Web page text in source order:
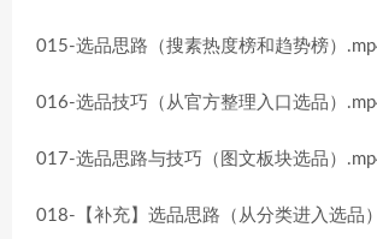
015-选品思路（搜素热度榜和趋势榜）
016-选品技巧（从官方整理入口选品）
017-选品思路与技巧（图文板块选品）
018-【补充】选品思路（从分类进入选品